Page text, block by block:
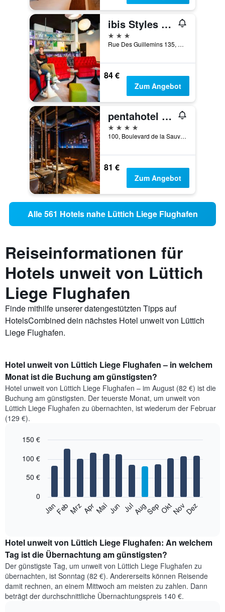
ibis Styles Liege Guillemins
3 Sterne
Rue Des Guillemins 135, Lüttich, Belgien
84 €
Zum Angebot
pentahotel Liège
4 Sterne
100, Boulevard de la Sauvenière, Lüttich, Belgien
81 €
Zum Angebot
Alle 561 Hotels nahe Lüttich Liege Flughafen
Reiseinformationen für
Hotels unweit von Lüttich
Liege Flughafen
Finde mithilfe unserer datengestützten Tipps auf
HotelsCombined dein nächstes Hotel unweit von Lüttich
Liege Flughafen.
Hotel unweit von Lüttich Liege Flughafen – in welchem
Monat ist die Buchung am günstigsten?
Hotel unweit von Lüttich Liege Flughafen – im August (82 €) ist die
Buchung am günstigsten. Der teuerste Monat, um unweit von
Lüttich Liege Flughafen zu übernachten, ist wiederum der Februar
(129 €).
chart
bars.
folgende
den
durchschnittlichen
Zimmerpreis
im
jeweiligen
Monat
an.
graphic.
JanFebMrzAprMaiJun JulAugSep OktNovDez
0
50 €
100 €
150 €
Hotel unweit von Lüttich Liege Flughafen: An welchem
Tag ist die Übernachtung am günstigsten?
Der günstigste Tag, um unweit von Lüttich Liege Flughafen zu
übernachten, ist Sonntag (82 €). Andererseits können Reisende
damit rechnen, an einem Mittwoch am meisten zu zahlen. Dann
beträgt der durchschnittliche Übernachtungspreis 140 €.